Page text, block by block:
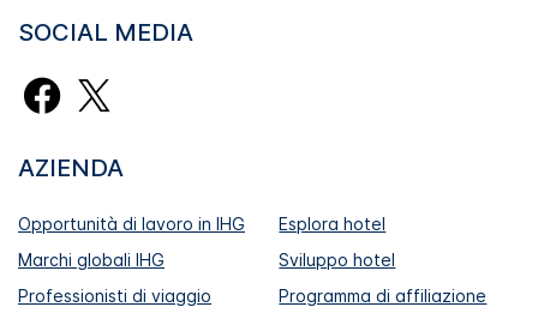
SOCIAL MEDIA
AZIENDA
Opportunità di lavoro in IHG
Esplora hotel
Marchi globali IHG
Sviluppo hotel
Professionisti di viaggio
Programma di affiliazione